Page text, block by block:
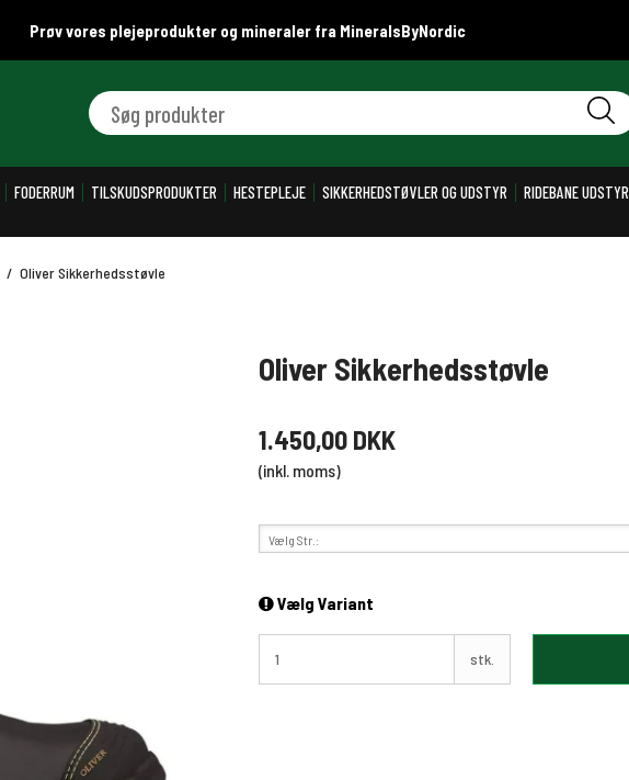
Prøv vores plejeprodukter og mineraler fra MineralsByNordic
Søg produkter
FODERRUM TILSKUDSPRODUKTER HESTEPLEJE SIKKERHEDSTØVLER OG UDSTYR RIDEBANE UDSTYR
/ Oliver Sikkerhedsstøvle
Oliver Sikkerhedsstøvle
1.450,00 DKK
(inkl. moms)
Vælg Str.:
Vælg Variant
stk.